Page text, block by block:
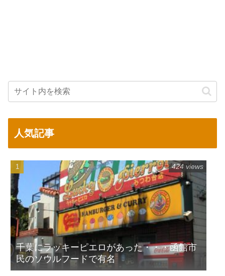
人気記事
千葉にラッキーピエロがあった・・・函館市
民のソウルフードで有名
424 views